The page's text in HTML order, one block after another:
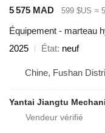
5 575 MAD
599 $US ≈
Équipement - marteau
2025
État neuf
Chine, Fushan
Yantai Jiangtu